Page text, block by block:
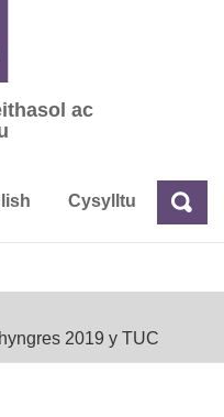
ac
ac
Cysylltu Chwilio
2019 y TUC